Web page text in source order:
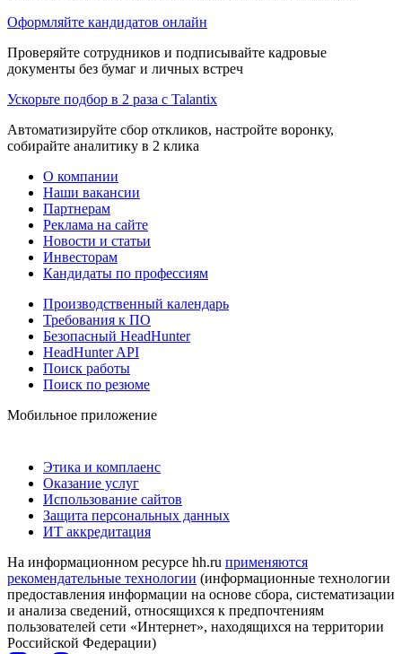
Оформляйте кандидатов онлайн
Проверяйте сотрудников и подписывайте кадровые
документы без бумаг и личных встреч
Ускорьте подбор в 2 раза с Talantix
Автоматизируйте сбор откликов, настройте воронку,
собирайте аналитику в 2 клика
О компании
Наши вакансии
Партнерам
Реклама на сайте
Новости и статьи
Инвесторам
Кандидаты по профессиям
Производственный календарь
Требования к ПО
Безопасный HeadHunter
HeadHunter API
Поиск работы
Поиск по резюме
Мобильное приложение
Этика и комплаенс
Оказание услуг
Использование сайтов
Защита персональных данных
ИТ аккредитация
На информационном ресурсе hh.ru применяются
рекомендательные технологии (информационные технологии
предоставления информации на основе сбора, систематизации
и анализа сведений, относящихся к предпочтениям
пользователей сети «Интернет», находящихся на территории
Российской Федерации)